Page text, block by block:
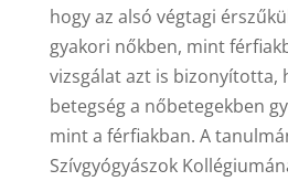
hogy az alsó végtagi
gyakori nőkben, mint
vizsgálat azt is bizonyította,
betegség a nőbetegekben
mint a férfiakban. A
Szívgyógyászok